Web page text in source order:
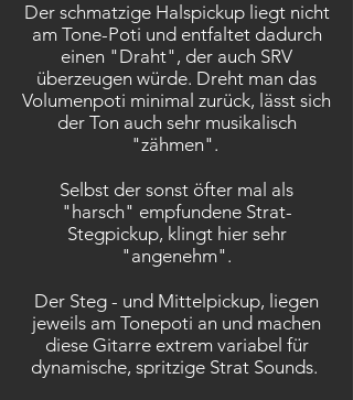
Der schmatzige Halspickup liegt nicht
am Tone-Poti und entfaltet dadurch
einen "Draht", der auch SRV
überzeugen würde. Dreht man das
Volumenpoti minimal zurück, lässt sich
der Ton auch sehr musikalisch
"zähmen".
Selbst der sonst öfter mal als
"harsch" empfundene Strat-
Stegpickup, klingt hier sehr
"angenehm".
Der Steg - und Mittelpickup, liegen
jeweils am Tonepoti an und machen
diese Gitarre extrem variabel für
dynamische, spritzige Strat Sounds.